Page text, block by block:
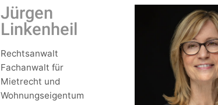
Jürgen
Linkenheil
Rechtsanwalt
Fachanwalt für
Mietrecht und
Wohnungseigentum